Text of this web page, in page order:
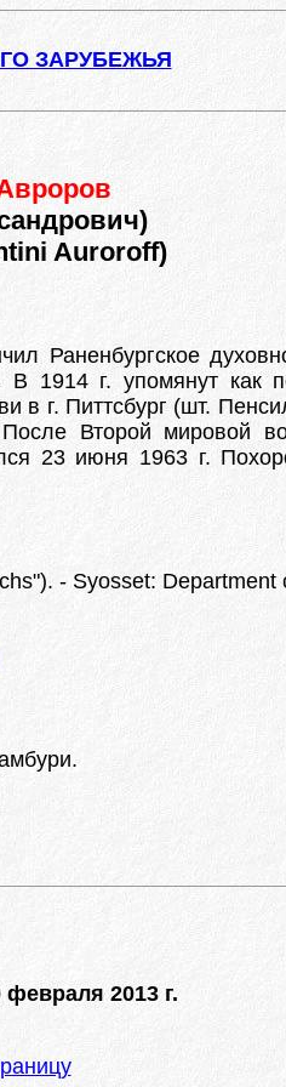
ЗАРУБЕЖЬЯ
Auroroff)
Раненбургское
1914 г. упомянут как
в г. Питтсбург (шт.
Второй мировой
23 июня 1963 г.
- Syosset:
февраля 2013 г.